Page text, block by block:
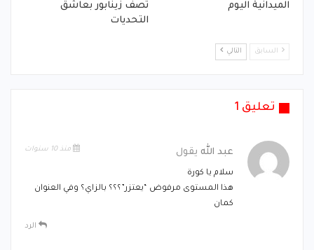
الميدانية اليوم
تصف زينابور بعاشق
التحديات
السابق التالي
تعليق 1
عبد الله يقول منذ 10 سنوات
سلام يا كورة
هذا المستوى مرفوض “يعتزر”؟؟؟ بالزاي؟ وفي العنوان
كمان
الرد